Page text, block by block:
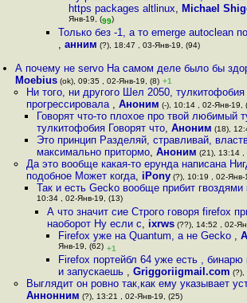
https packages altlinux, Michael
Янв-19, (99)
Только без -1, а то emerge autoclean
, анним (?), 18:47 , 03-Янв-19, (94)
А почему не servo На самом деле было бы
Moebius (ok), 09:35 , 02-Янв-19, (8) +1
Ни того, ни другого Шел 2050, тулкитофобия
прогрессировала , Аноним (-), 10:14 , 02-Янв-19,
Говорят что-то плохое про твой любимый
тулкитофобия Говорят что, Аноним (18),
Это принцип Разделяй, стравливай,
максимально притормо, Аноним (21), 13:14 ,
Да это вообще какая-то ерунда написана
подобное Может когда, iPony(?), 10:19 , 02-Янв-
Так и есть Gecko вообще прибит гвоздями
10:34 , 02-Янв-19, (13)
А что значит сие Строго говоря firefox
наоборот Ну если с, ixrws (??), 14:52 , 02-
Firefox уже на Quantum, а не Gecko ,
Янв-19, (62) +1
Firefox портейбл 64 уже есть ,
и запускаешь , Griggoriigmail.com (?),
Выглядит он ровно так,как ему указывает
Аннонним (?), 13:21 , 02-Янв-19, (25)